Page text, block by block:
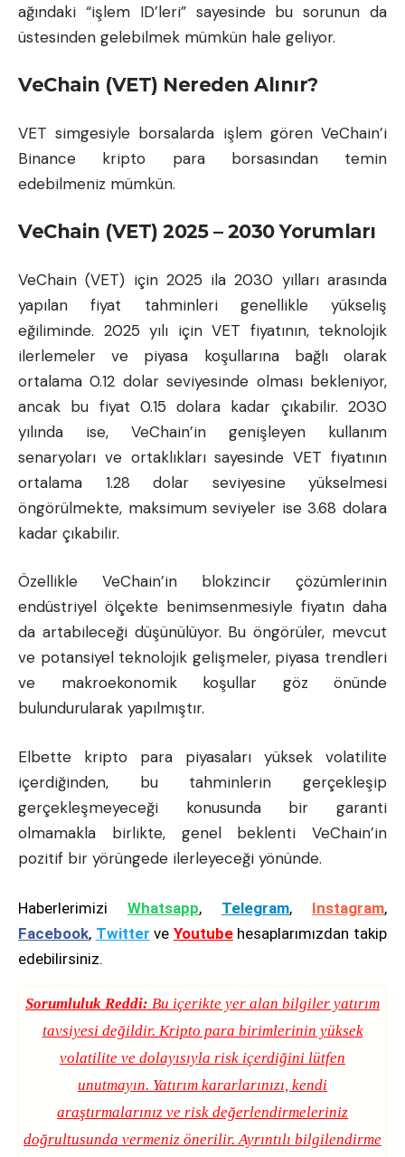
ağındaki “işlem ID’leri” sayesinde bu sorunun da
üstesinden gelebilmek mümkün hale geliyor.
VeChain (VET) Nereden Alınır?
VET simgesiyle borsalarda işlem gören VeChain’i
Binance
kripto paraborsasından temin
edebilmeniz mümkün.
VeChain (VET) 2025 – 2030 Yorumları
VeChain (VET) için 2025 ila 2030 yılları arasında
yapılan fiyat tahminleri genellikle yükseliş
eğiliminde. 2025 yılı için VET fiyatının, teknolojik
ilerlemeler ve piyasa koşullarına bağlı olarak
ortalama 0.12 dolar seviyesinde olması bekleniyor,
ancak bu fiyat 0.15 dolara kadar çıkabilir. 2030
yılında ise, VeChain’in genişleyen kullanım
senaryoları ve ortaklıkları sayesinde VET fiyatının
ortalama 1.28 dolar seviyesine yükselmesi
öngörülmekte, maksimum seviyeler ise 3.68 dolara
kadar çıkabilir.
Özellikle VeChain’in blokzincir çözümlerinin
endüstriyel ölçekte benimsenmesiyle fiyatın daha
da artabileceği düşünülüyor. Bu öngörüler, mevcut
ve potansiyel teknolojik gelişmeler, piyasa trendleri
ve makroekonomik koşullar göz önünde
bulundurularak yapılmıştır.
Elbette kripto para piyasaları yüksek volatilite
içerdiğinden, bu tahminlerin gerçekleşip
gerçekleşmeyeceği konusunda bir garanti
olmamakla birlikte, genel beklenti VeChain’in
pozitif bir yörüngede ilerleyeceği yönünde.
Haberlerimizi Whatsapp, Telegram, Instagram,
Facebook, Twitter ve Youtubehesaplarımızdan takip
edebilirsiniz.
Sorumluluk Reddi: Bu içerikte yer alan bilgiler yatırım
tavsiyesi değildir. Kripto para birimlerinin yüksek
volatilite ve dolayısıyla risk içerdiğini lütfen
unutmayın. Yatırım kararlarınızı, kendi
araştırmalarınız ve risk değerlendirmeleriniz
doğrultusunda vermeniz önerilir. Ayrıntılı bilgilendirme